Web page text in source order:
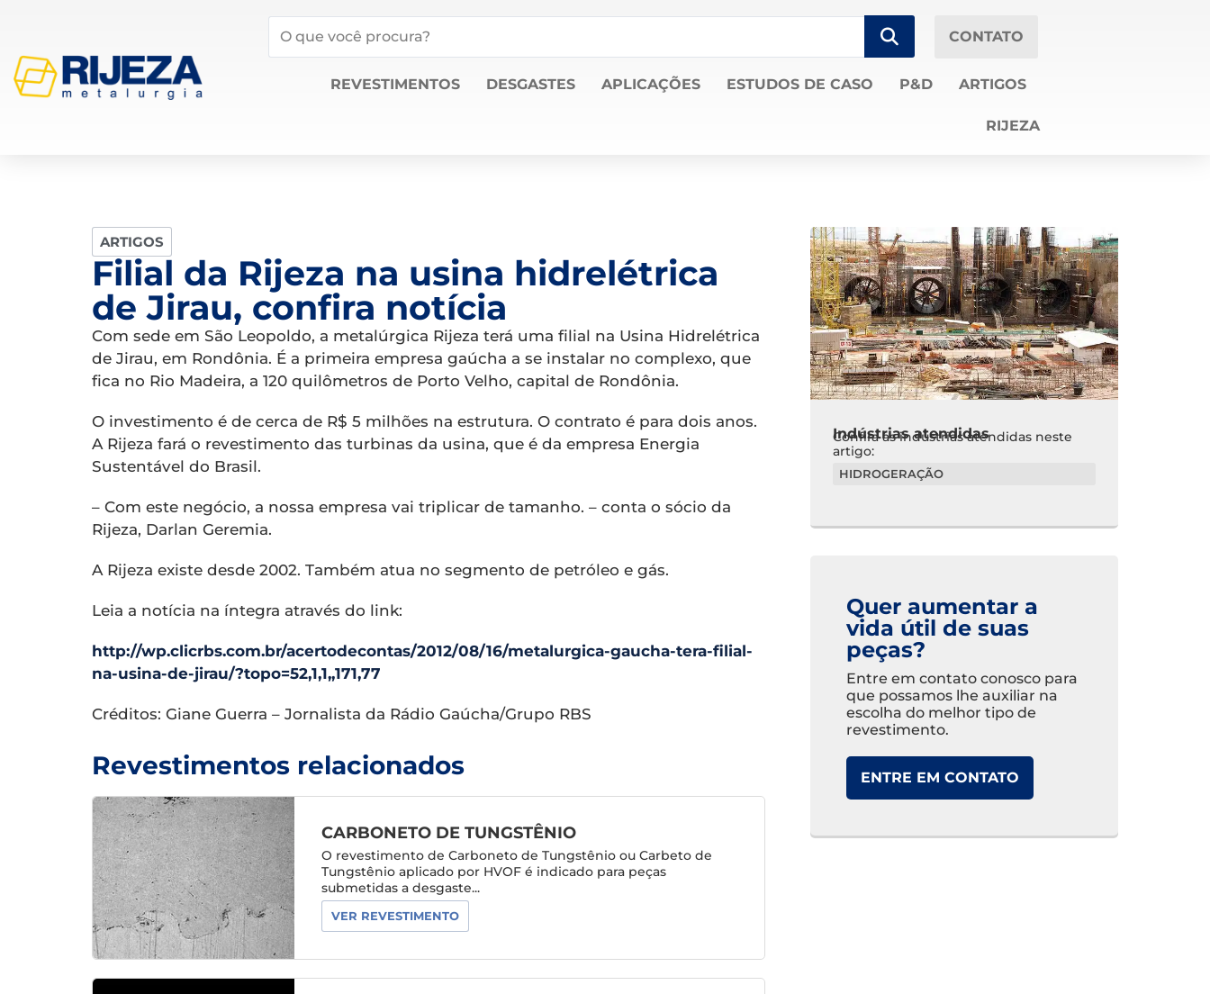
CONTATO
REVESTIMENTOS DESGASTES APLICAÇÕES ESTUDOS DE CASO P&D ARTIGOS
RIJEZA
ARTIGOS
Filial da Rijeza na usina hidrelétrica
de Jirau, confira notícia
Com sede em São Leopoldo, a metalúrgica Rijeza terá uma filial na Usina Hidrelétrica
de Jirau, em Rondônia. É a primeira empresa gaúcha a se instalar no complexo, que
fica no Rio Madeira, a 120 quilômetros de Porto Velho, capital de Rondônia.
O investimento é de cerca de R$ 5 milhões na estrutura. O contrato é para dois anos.
A Rijeza fará o revestimento das turbinas da usina, que é da empresa Energia
Sustentável do Brasil.
– Com este negócio, a nossa empresa vai triplicar de tamanho. – conta o sócio da
Rijeza, Darlan Geremia.
A Rijeza existe desde 2002. Também atua no segmento de petróleo e gás.
Leia a notícia na íntegra através do link:
http://wp.clicrbs.com.br/acertodecontas/2012/08/16/metalurgica-gaucha-tera-filial-
na-usina-de-jirau/?topo=52,1,1,,171,77
Créditos: Giane Guerra – Jornalista da Rádio Gaúcha/Grupo RBS
Revestimentos relacionados
CARBONETO DE TUNGSTÊNIO
O revestimento de Carboneto de Tungstênio ou Carbeto de
Tungstênio aplicado por HVOF é indicado para peças
submetidas a desgaste...
VER REVESTIMENTO
Indústrias atendidas
Confira as indústrias atendidas neste
artigo:
HIDROGERAÇÃO
Quer aumentar a
vida útil de suas
peças?
Entre em contato conosco para
que possamos lhe auxiliar na
escolha do melhor tipo de
revestimento.
ENTRE EM CONTATO